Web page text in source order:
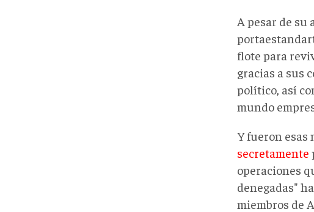
A pesar de su
flote para
gracias a sus
político, así
mundo
Y fueron esas
secretamente
operaciones
denegadas"
miembros de